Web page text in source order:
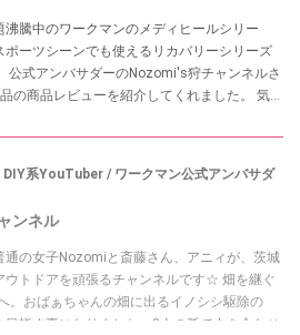
騰中のワークマンのメディヒールシリー
ポーツシーンでも使えるリカバリーシリーズ
公式アンバサダーのNozomi's狩チャンネルさ
の商品レビューを紹介してくれました。 気に
DIY系YouTuber / ワークマン公式アンバサダ
ンネル
の女子Nozomiと斎藤さん、アニィが、茨城
ウトドアを頑張るチャンネルです☆ 畑を継ぐ
おばぁちゃんの畑に出るイノシシ駆除の
指す事になりました。3人の孫で力を合わせ